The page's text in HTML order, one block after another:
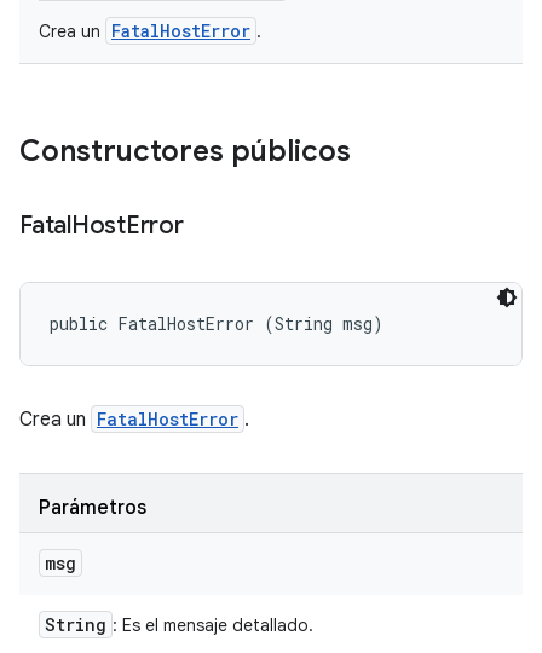
Crea un FatalHostError .
Constructores públicos
FatalHostError
public FatalHostError (String msg)
Crea un FatalHostError .
Parámetros
msg
String : Es el mensaje detallado.